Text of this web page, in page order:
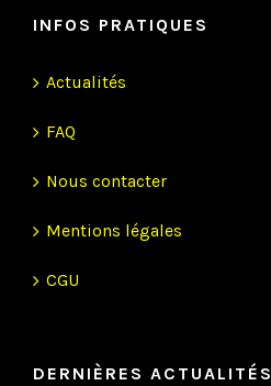
INFOS PRATIQUES
Actualités
FAQ
Nous contacter
Mentions légales
CGU
DERNIÈRES ACTUALITÉS